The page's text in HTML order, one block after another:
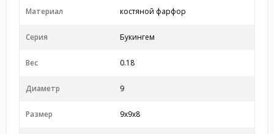
Материал костяной фарфор
Серия Букингем
Вес 0.18
Диаметр 9
Размер 9x9x8